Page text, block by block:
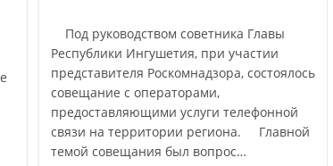
Под руководством советника Главы
Республики Ингушетия, при участии
представителя Роскомнадзора, состоялось
совещание с операторами,
предоставляющими услуги телефонной
связи на территории региона. Главной
темой совещания был вопрос…